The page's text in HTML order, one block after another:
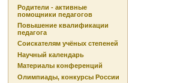
Родители - активные
помощники педагогов
Повышение квалификации
педагога
Соискателям учёных степеней
Научный календарь
Материалы конференций
Олимпиады, конкурсы России